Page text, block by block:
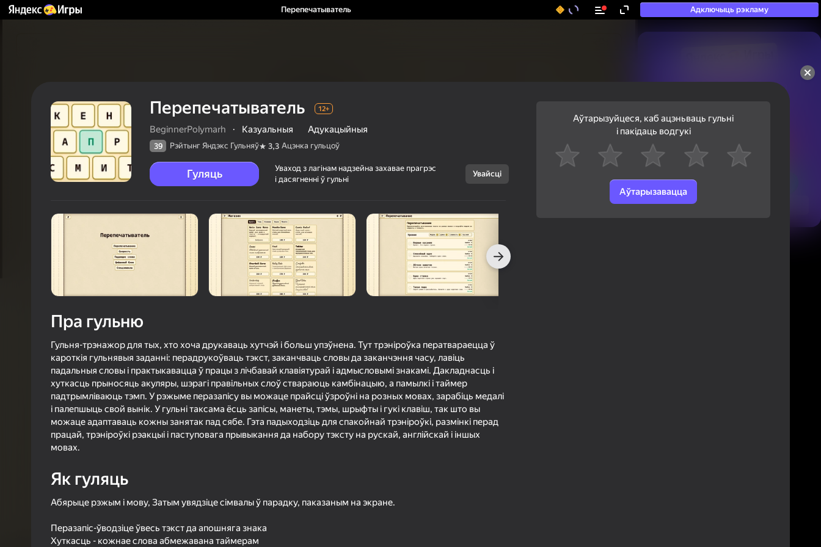
Перепечатыватель Адключыць рэкламу
50+ тап-гульняў, у якія
гуляюць нават тыя, хто
ель
BeginnerPolymarh
Казуальныя
Адукацыйныя
Рэйтынг Яндэкс Гульняў
3,3 Ацэнка гульцоў
Гуляць
Больш падрабязна аб гульні
Перепечатыватель 12+
BeginnerPolymarh · Казуальныя Адукацыйныя
39 Рэйтынг Яндэкс Гульняў 3,3 Ацэнка гульцоў
Гуляць
Уваход з лагінам надзейна захавае прагрэс
і дасягненні ў гульні
Увайсці
Пра гульню
Гульня-трэнажор для тых, хто хоча друкаваць хутчэй і больш упэўнена. Тут трэніроўка ператвараецца ў
кароткія гульнявыя заданні: перадрукоўваць тэкст, заканчваць словы да заканчэння часу, лавіць
падальныя словы і практыкавацца ў працы з лічбавай клавіятурай і адмысловымі знакамі. Дакладнасць і
хуткасць прыносяць акуляры, шэрагі правільных слоў ствараюць камбінацыю, а памылкі і таймер
падтрымліваюць тэмп. У рэжыме перазапісу вы можаце прайсці ўзроўні на розных мовах, зарабіць медалі
і палепшыць свой вынік. У гульні таксама ёсць запісы, манеты, тэмы, шрыфты і гукі клавіш, так што вы
можаце адаптаваць кожны занятак пад сябе. Гэта падыходзіць для спакойнай трэніроўкі, размінкі перад
працай, трэніроўкі рэакцыі і паступовага прывыкання да набору тэксту на рускай, англійскай і іншых
мовах.
Як гуляць
Абярыце рэжым і мову, Затым увядзіце сімвалы ў парадку, паказаным на экране.
Перазапіс-ўводзіце ўвесь тэкст да апошняга знака
Хуткасць - кожнае слова абмежавана таймерам
Аўтарызуйцеся, каб ацэньваць гульні
і пакідаць водгукі
Аўтарызавацца